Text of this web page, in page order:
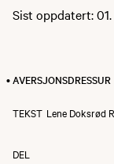
Sist oppdatert:
• AVERSJONSDRESSUR
TEKST Lene Doksrød
DEL